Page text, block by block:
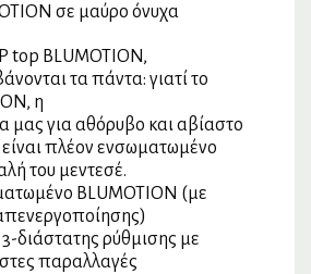
σε μαύρο όνυχα
top BLUMOTION,
τα πάντα: γιατί το
η
μας για αθόρυβο και αβίαστο
είναι πλέον ενσωματωμένο
του μεντεσέ.
BLUMOTION (με
3-διάστατης ρύθμισης με
παραλλαγές